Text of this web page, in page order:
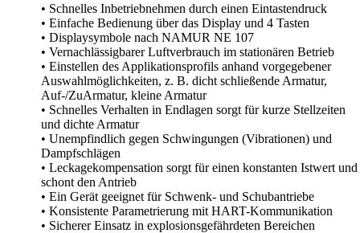
• Schnelles Inbetriebnehmen durch einen Eintastendruck
• Einfache Bedienung über das Display und 4 Tasten
• Displaysymbole nach NAMUR NE 107
• Vernachlässigbarer Luftverbrauch im stationären Betrieb
• Einstellen des Applikationsprofils anhand vorgegebener
Auswahlmöglichkeiten, z. B. dicht schließende Armatur,
Auf-/ZuArmatur, kleine Armatur
• Schnelles Verhalten in Endlagen sorgt für kurze Stellzeiten
und dichte Armatur
• Unempfindlich gegen Schwingungen (Vibrationen) und
Dampfschlägen
• Leckagekompensation sorgt für einen konstanten Istwert und
schont den Antrieb
• Ein Gerät geeignet für Schwenk- und Schubantriebe
• Konsistente Parametrierung mit HART-Kommunikation
• Sicherer Einsatz in explosionsgefährdeten Bereichen